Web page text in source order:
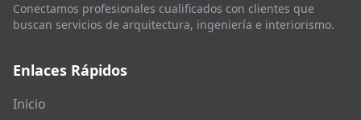
Conectamos profesionales cualificados con clientes que
buscan servicios de arquitectura, ingeniería e interiorismo.
Enlaces Rápidos
Inicio